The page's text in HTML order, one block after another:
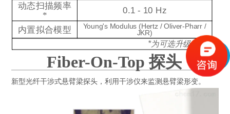
动态扫描频率
* 0.1 - 10 Hz
内置拟合模型
Young's Modulus (Hertz / Oliver-Pharr /
JKR)
*为可选升级配置
Fiber-On-Top 探头
新型光纤干涉式悬臂梁探头，利用干涉仪来监测悬臂梁形变。